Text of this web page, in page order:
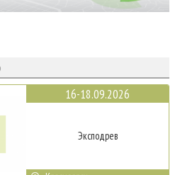
16-18.09.2026
Эксподрев